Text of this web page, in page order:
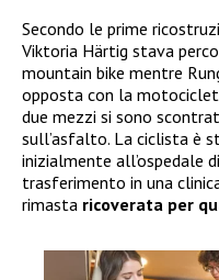
Secondo le prime
Viktoria Härtig stava
mountain bike mentre
opposta con la
due mezzi si sono
sull’asfalto. La ciclista è
inizialmente all’ospedale
trasferimento in una
rimasta ricoverata per